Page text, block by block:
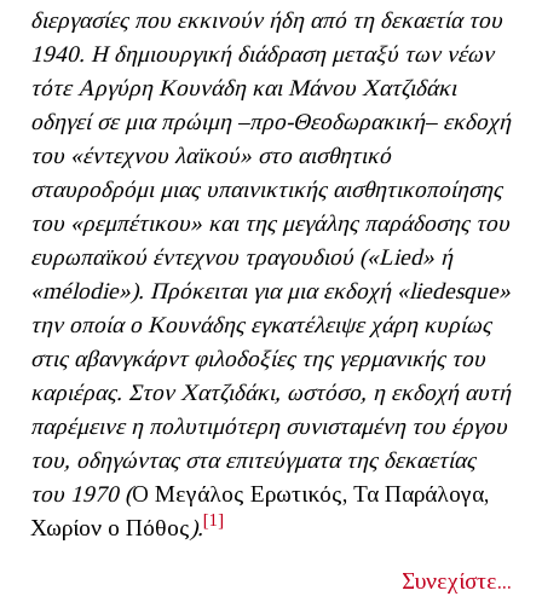
διεργασίες που εκκινούν ήδη από τη δεκαετία του
1940. Η δημιουργική διάδραση μεταξύ των νέων
τότε Αργύρη Κουνάδη και Μάνου Χατζιδάκι
οδηγεί σε μια πρώιμη –προ-Θεοδωρακική– εκδοχή
του «έντεχνου λαϊκού» στο αισθητικό
σταυροδρόμι μιας υπαινικτικής αισθητικοποίησης
του «ρεμπέτικου» και της μεγάλης παράδοσης του
ευρωπαϊκού έντεχνου τραγουδιού («Lied» ή
«mélodie»). Πρόκειται για μια εκδοχή «liedesque»
την οποία ο Κουνάδης εγκατέλειψε χάρη κυρίως
στις αβανγκάρντ φιλοδοξίες της γερμανικής του
καριέρας. Στον Χατζιδάκι, ωστόσο, η εκδοχή αυτή
παρέμεινε η πολυτιμότερη συνισταμένη του έργου
του, οδηγώντας στα επιτεύγματα της δεκαετίας
του 1970 (Ο Μεγάλος Ερωτικός, Τα Παράλογα,
Χωρίον ο Πόθος).[1]
Συνεχίστε...